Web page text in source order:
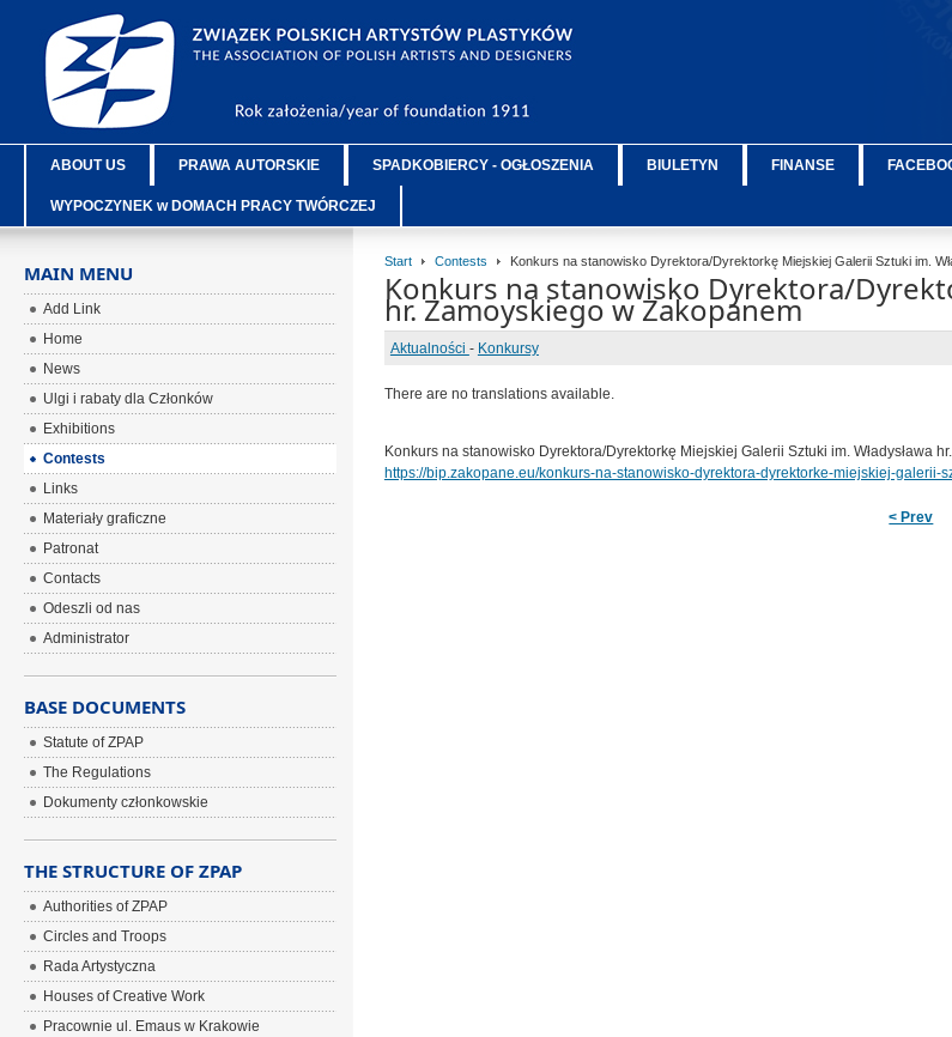
ABOUT US PRAWA AUTORSKIE SPADKOBIERCY - OGŁOSZENIA BIULETYN FINANSE
WYPOCZYNEK w DOMACH PRACY TWÓRCZEJ
Start Contests Konkurs na stanowisko Dyrektora/Dyrektorkę Miejskiej Galerii Sztuki im.
Konkurs na stanowisko Dyrektora/
hr. Zamoyskiego w Zakopanem
Aktualności - Konkursy
There are no translations available.
Konkurs na stanowisko Dyrektora/Dyrektorkę Miejskiej Galerii Sztuki im. Władysława
https://bip.zakopane.eu/konkurs-na-stanowisko-dyrektora-dyrektorke-miejskiej-
< Prev
MAIN MENU
Add Link
Home
News
Ulgi i rabaty dla Członków
Exhibitions
Contests
Links
Materiały graficzne
Patronat
Contacts
Odeszli od nas
Administrator
BASE DOCUMENTS
Statute of ZPAP
The Regulations
Dokumenty członkowskie
THE STRUCTURE OF ZPAP
Authorities of ZPAP
Circles and Troops
Rada Artystyczna
Houses of Creative Work
Pracownie ul. Emaus w Krakowie